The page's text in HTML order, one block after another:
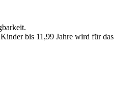
bis 11,99 Jahre wird für das